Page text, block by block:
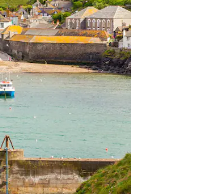
მიმართული ისრებით ან შეხებისა თუ თითის გასმის